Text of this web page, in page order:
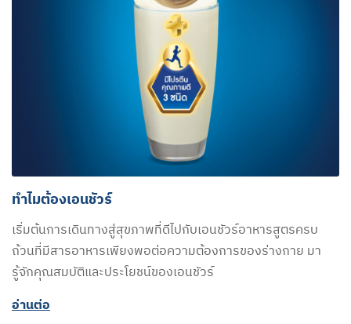
ทำไมต้องเอนชัวร์
เริ่มต้นการเดินทางสู่สุขภาพที่ดีไปกับเอนชัวร์อาหารสูตรครบ
ถ้วนที่มีสารอาหารเพียงพอต่อความต้องการของร่างกาย มา
รู้จักคุณสมบัติและประโยชน์ของเอนชัวร์
อ่านต่อ